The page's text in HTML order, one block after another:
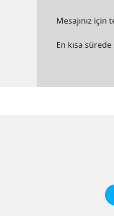
Mesajınız için
En kısa